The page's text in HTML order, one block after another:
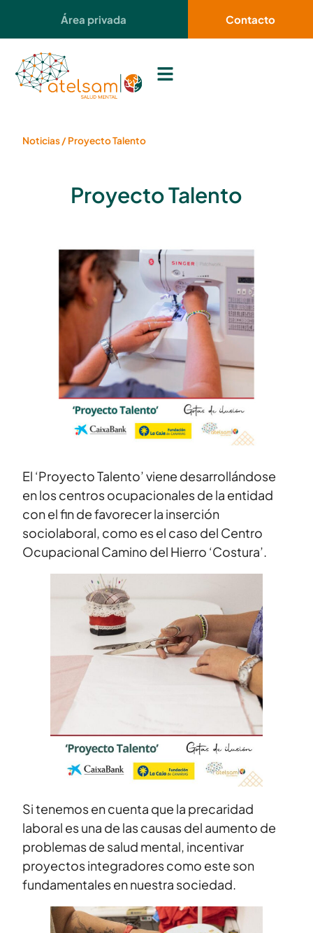
Área privada Contacto
Noticias/Proyecto Talento
Proyecto Talento
El ‘Proyecto Talento’ viene desarrollándose
en los centros ocupacionales de la entidad
con el fin de favorecer la inserción
sociolaboral, como es el caso del Centro
Ocupacional Camino del Hierro ‘Costura’.
Si tenemos en cuenta que la precaridad
laboral es una de las causas del aumento de
problemas de salud mental, incentivar
proyectos integradores como este son
fundamentales en nuestra sociedad.